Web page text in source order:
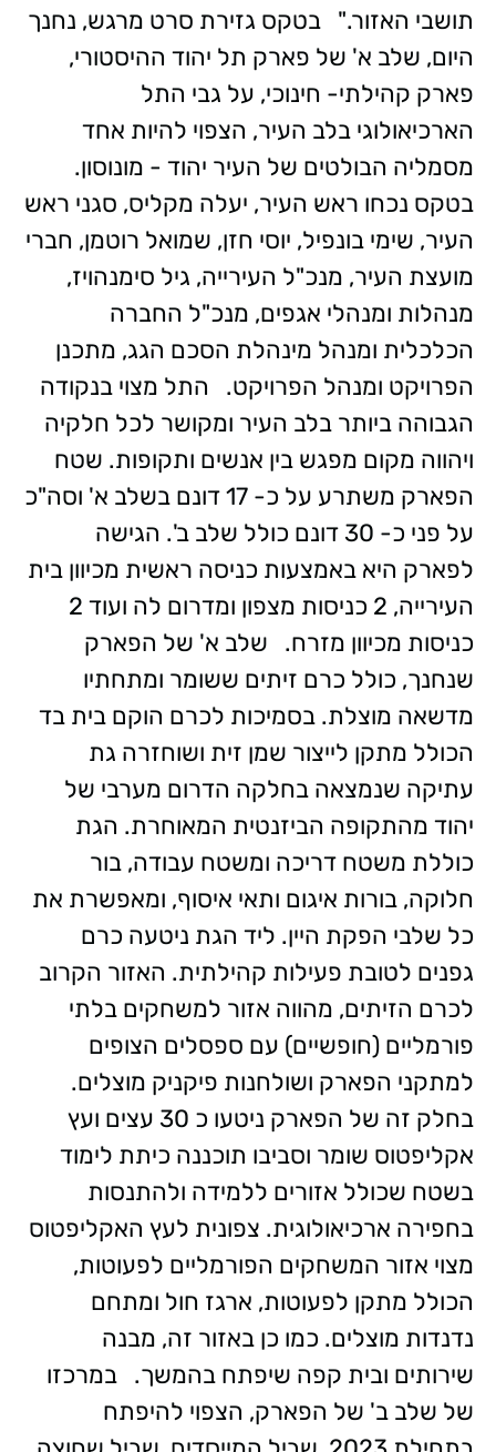
תושבי האזור." בטקס גזירת סרט מרגש, נחנך
היום, שלב א' של פארק תל יהוד ההיסטורי,
פארק קהילתי- חינוכי, על גבי התל
הארכיאולוגי בלב העיר, הצפוי להיות אחד
מסמליה הבולטים של העיר יהוד - מונוסון.
בטקס נכחו ראש העיר, יעלה מקליס, סגני ראש
העיר, שימי בונפיל, יוסי חזן, שמואל רוטמן, חברי
מועצת העיר, מנכ"ל העירייה, גיל סימנהויז,
מנהלות ומנהלי אגפים, מנכ"ל החברה
הכלכלית ומנהל מינהלת הסכם הגג, מתכנן
הפרויקט ומנהל הפרויקט. התל מצוי בנקודה
הגבוהה ביותר בלב העיר ומקושר לכל חלקיה
ויהווה מקום מפגש בין אנשים ותקופות. שטח
הפארק משתרע על כ- 17 דונם בשלב א' וסה"כ
על פני כ- 30 דונם כולל שלב ב'. הגישה
לפארק היא באמצעות כניסה ראשית מכיוון בית
העירייה, 2 כניסות מצפון ומדרום לה ועוד 2
כניסות מכיוון מזרח. שלב א' של הפארק
שנחנך, כולל כרם זיתים ששומר ומתחתיו
מדשאה מוצלת. בסמיכות לכרם הוקם בית בד
הכולל מתקן לייצור שמן זית ושוחזרה גת
עתיקה שנמצאה בחלקה הדרום מערבי של
יהוד מהתקופה הביזנטית המאוחרת. הגת
כוללת משטח דריכה ומשטח עבודה, בור
חלוקה, בורות איגום ותאי איסוף, ומאפשרת את
כל שלבי הפקת היין. ליד הגת ניטעה כרם
גפנים לטובת פעילות קהילתית. האזור הקרוב
לכרם הזיתים, מהווה אזור למשחקים בלתי
פורמליים (חופשיים) עם ספסלים הצופים
למתקני הפארק ושולחנות פיקניק מוצלים.
בחלק זה של הפארק ניטעו כ 30 עצים ועץ
אקליפטוס שומר וסביבו תוכננה כיתת לימוד
בשטח שכולל אזורים ללמידה ולהתנסות
בחפירה ארכיאולוגית. צפונית לעץ האקליפטוס
מצוי אזור המשחקים הפורמליים לפעוטות,
הכולל מתקן לפעוטות, ארגז חול ומתחם
נדנדות מוצלים. כמו כן באזור זה, מבנה
שירותים ובית קפה שיפתח בהמשך. במרכזו
של שלב ב' של הפארק, הצפוי להיפתח